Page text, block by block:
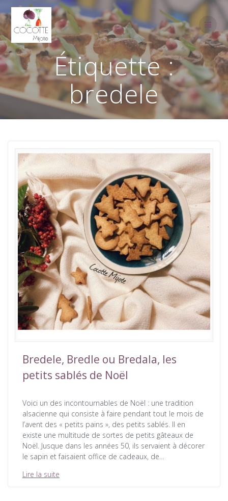
Passer
au
contenu
Étiquette :
bredele
Bredele, Bredle ou Bredala, les
petits sablés de Noël
Voici un des incontournables de Noël : une tradition
alsacienne qui consiste à faire pendant tout le mois de
l’avent des « petits pains », des petits sablés. Il en
existe une multitude de sortes de petits gâteaux de
Noël. Jusque dans les années 50, ils servaient à décorer
le sapin et faisaient office de cadeaux, de…
Lire la suite